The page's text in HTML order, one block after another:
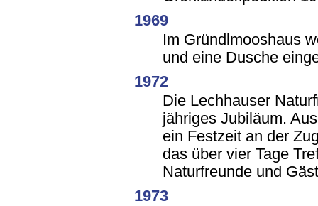
1969
Im Gründlmooshaus
und eine Dusche
1972
Die Lechhauser
jähriges Jubiläum.
ein Festzeit an der
das über vier Tage
Naturfreunde und
1973